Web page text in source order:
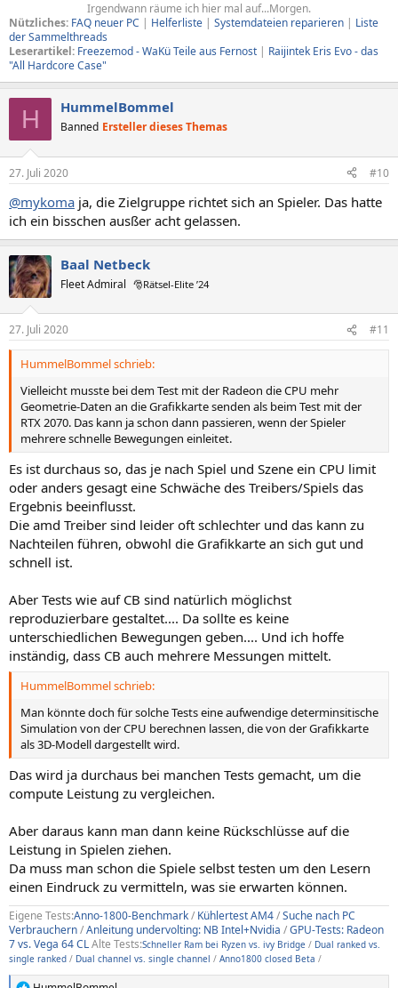
Irgendwann räume ich hier mal auf...Morgen.​
Nützliches: FAQ neuer PC | Helferliste | Systemdateien reparieren | Liste
der Sammelthreads
Leserartikel: Freezemod - WaKü Teile aus Fernost | Raijintek Eris Evo - das
"All Hardcore Case"
H HummelBommel
Banned Ersteller dieses Themas
27. Juli 2020 #10
@mykoma ja, die Zielgruppe richtet sich an Spieler. Das hatte
ich ein bisschen ausßer acht gelassen.
Baal Netbeck
Fleet Admiral 🎅Rätsel-Elite ’24
27. Juli 2020 #11
HummelBommel schrieb:
Vielleicht musste bei dem Test mit der Radeon die CPU mehr
Geometrie-Daten an die Grafikkarte senden als beim Test mit der
RTX 2070. Das kann ja schon dann passieren, wenn der Spieler
mehrere schnelle Bewegungen einleitet.
Es ist durchaus so, das je nach Spiel und Szene ein CPU limit
oder anders gesagt eine Schwäche des Treibers/Spiels das
Ergebnis beeinflusst.
Die amd Treiber sind leider oft schlechter und das kann zu
Nachteilen führen, obwohl die Grafikkarte an sich gut und
schnell ist.
Aber Tests wie auf CB sind natürlich möglichst
reproduzierbare gestaltet.... Da sollte es keine
unterschiedlichen Bewegungen geben.... Und ich hoffe
inständig, dass CB auch mehrere Messungen mittelt.
HummelBommel schrieb:
Man könnte doch für solche Tests eine aufwendige determinsitische
Simulation von der CPU berechnen lassen, die von der Grafikkarte
als 3D-Modell dargestellt wird.
Das wird ja durchaus bei manchen Tests gemacht, um die
compute Leistung zu vergleichen.
Aber daraus kann man dann keine Rückschlüsse auf die
Leistung in Spielen ziehen.
Da muss man schon die Spiele selbst testen um den Lesern
einen Eindruck zu vermitteln, was sie erwarten können.
Eigene Tests:Anno-1800-Benchmark/ Kühlertest AM4/Suche nach PC
Verbrauchern/Anleitung undervolting: NB Intel+Nvidia /GPU-Tests: Radeon
7 vs. Vega 64 CLAlte Tests:Schneller Ram bei Ryzen vs. ivy Bridge / Dual ranked vs.
single ranked / Dual channel vs. single channel / Anno1800 closed Beta /